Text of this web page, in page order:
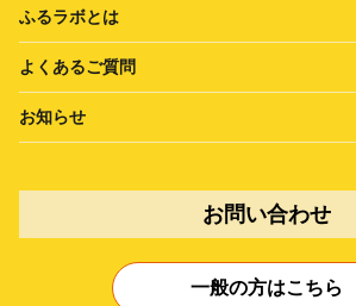
ふるラボとは
よくあるご質問
お知らせ
お問い合わせ
一般の方はこちら